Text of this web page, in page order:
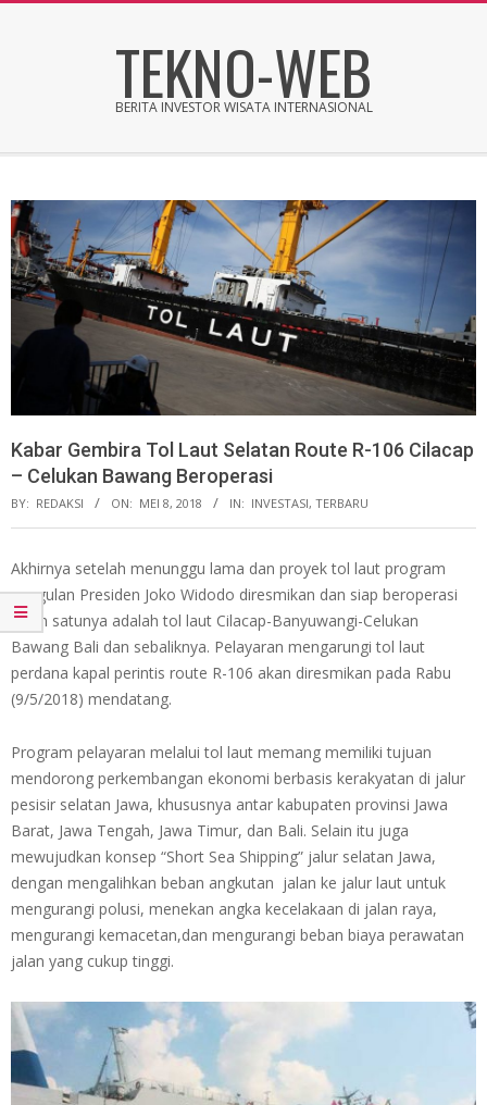
TEKNO-WEB
BERITA INVESTOR WISATA INTERNASIONAL
Menu
Kabar Gembira Tol Laut Selatan Route R-106 Cilacap
– Celukan Bawang Beroperasi
BY: REDAKSI ON: MEI 8, 2018 IN: INVESTASI, TERBARU
Akhirnya setelah menunggu lama dan proyek tol laut program
unggulan Presiden Joko Widodo diresmikan dan siap beroperasi
salah satunya adalah tol laut Cilacap-Banyuwangi-Celukan
Bawang Bali dan sebaliknya. Pelayaran mengarungi tol laut
perdana kapal perintis route R-106 akan diresmikan pada Rabu
(9/5/2018) mendatang.
Program pelayaran melalui tol laut memang memiliki tujuan
mendorong perkembangan ekonomi berbasis kerakyatan di jalur
pesisir selatan Jawa, khususnya antar kabupaten provinsi Jawa
Barat, Jawa Tengah, Jawa Timur, dan Bali. Selain itu juga
mewujudkan konsep “Short Sea Shipping” jalur selatan Jawa,
dengan mengalihkan beban angkutan jalan ke jalur laut untuk
mengurangi polusi, menekan angka kecelakaan di jalan raya,
mengurangi kemacetan,dan mengurangi beban biaya perawatan
jalan yang cukup tinggi.